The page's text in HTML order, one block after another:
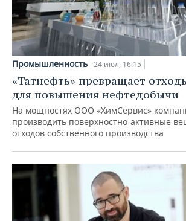
Промышленность 24 июл, 16:15
«Татнефть» превращает
для повышения нефтедобычи
На мощностях ООО «ХимСервис»
производить поверхностно-активные
отходов собственного производства